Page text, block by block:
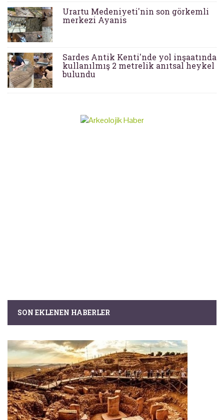
Urartu Medeniyeti'nin son görkemli
merkezi Ayanis
Sardes Antik Kenti'nde yol inşaatında
kullanılmış 2 metrelik anıtsal heykel
bulundu
SON EKLENEN HABERLER